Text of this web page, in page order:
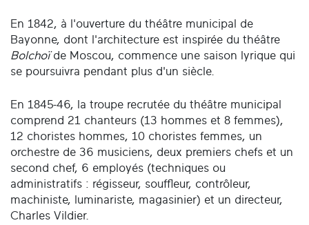
En 1842, à l'ouverture du théâtre municipal de
Bayonne, dont l'architecture est inspirée du théâtre
Bolchoïde Moscou, commence une saison lyrique qui
se poursuivra pendant plus d'un siècle.
En 1845-46, la troupe recrutée du théâtre municipal
comprend 21 chanteurs (13 hommes et 8 femmes),
12 choristes hommes, 10 choristes femmes, un
orchestre de 36 musiciens, deux premiers chefs et un
second chef, 6 employés (techniques ou
administratifs : régisseur, souffleur, contrôleur,
machiniste, luminariste, magasinier) et un directeur,
Charles Vildier.